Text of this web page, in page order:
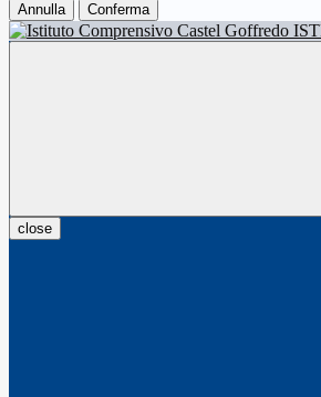
Annulla Conferma
close